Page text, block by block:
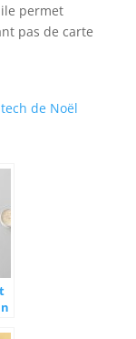
permet
pas de carte
de Noël